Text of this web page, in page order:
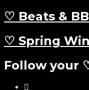
♡ Beats &
♡ Spring
Follow your